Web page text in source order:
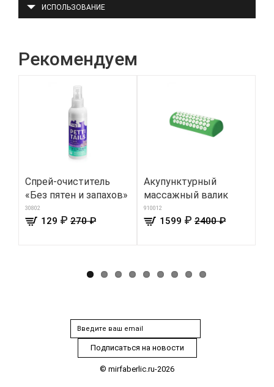
ИСПОЛЬЗОВАНИЕ
Рекомендуем
Спрей-очиститель
«Без пятен и запахов»
30802
129 ₽ 270 ₽
Акупунктурный
массажный валик
910012
1599 ₽ 2400 ₽
© mirfaberlic.ru-2026